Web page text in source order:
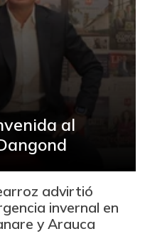
al
advirtió
invernal en
y Arauca